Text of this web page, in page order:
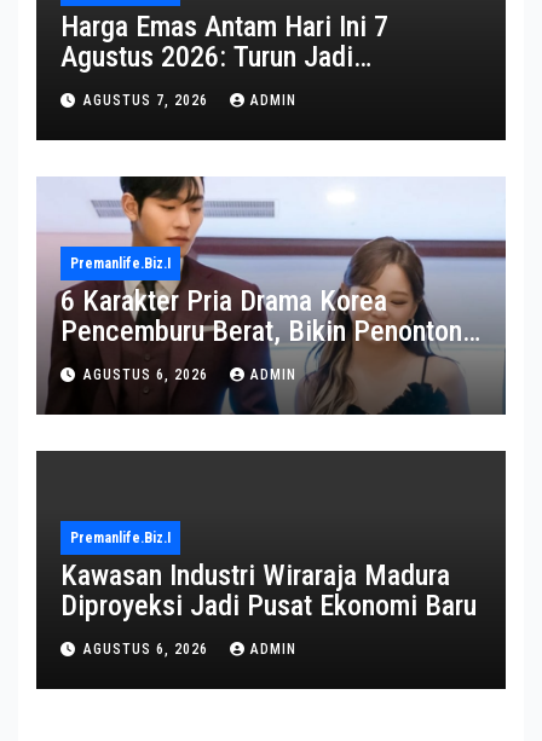
Harga Emas Antam Hari Ini 7
Agustus 2026: Turun Jadi
Rp2.650.000
AGUSTUS 7, 2026 ADMIN
Premanlife.biz.i
6 Karakter Pria Drama Korea
Pencemburu Berat, Bikin Penonton
Gemas
AGUSTUS 6, 2026 ADMIN
Premanlife.biz.i
Kawasan Industri Wiraraja Madura
Diproyeksi Jadi Pusat Ekonomi Baru
AGUSTUS 6, 2026 ADMIN